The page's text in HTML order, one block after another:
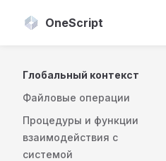
Skip to content
OneScript
Глобальный контекст
Файловые операции
Процедуры и функции
взаимодействия с
системой